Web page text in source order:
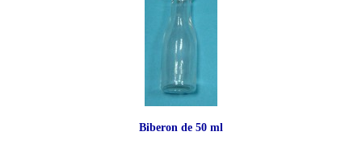
Biberon de 50 ml